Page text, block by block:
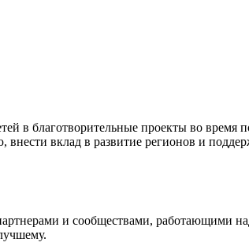
в благотворительные проекты во время
вклад в развитие регионов и
и сообществами, работающими